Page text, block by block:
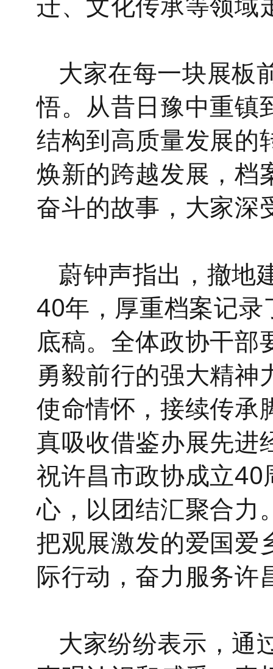
大家在每一块展板
悟。从昔日豫中重镇
结构到高质量发展的
焕新的跨越发展，档
奋斗的故事， 大家深
蔚钟声指出，撤地
40年，厚重档案记
底稿。全体政协干部
勇毅前行的强大精神
使命情怀 ，接续传
真吸收借鉴办展先进
祝许昌市政协成立40
心，以团结汇聚合力
把观展激发的爱国爱
际行动，奋力服务许
大家纷纷表示， 通